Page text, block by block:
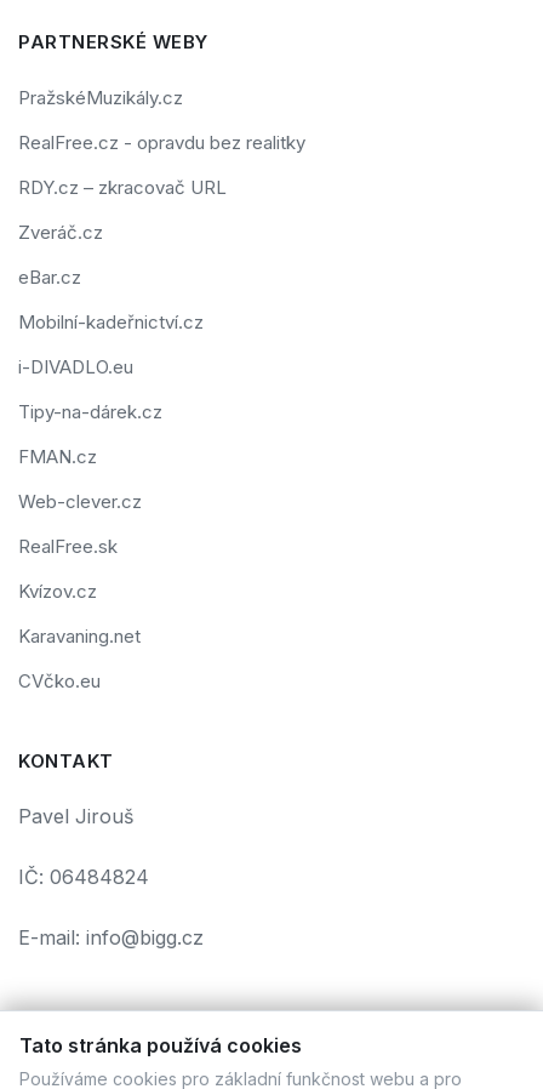
PARTNERSKÉ WEBY
PražskéMuzikály.cz
RealFree.cz - opravdu bez realitky
RDY.cz – zkracovač URL
Zveráč.cz
eBar.cz
Mobilní-kadeřnictví.cz
i-DIVADLO.eu
Tipy-na-dárek.cz
FMAN.cz
Web-clever.cz
RealFree.sk
Kvízov.cz
Karavaning.net
CVčko.eu
KONTAKT
Pavel Jirouš
IČ: 06484824
E-mail: info@bigg.cz
Podmínky použití Ochrana osobních údajůCookies
Tato stránka používá cookies
Používáme cookies pro základní funkčnost webu a pro